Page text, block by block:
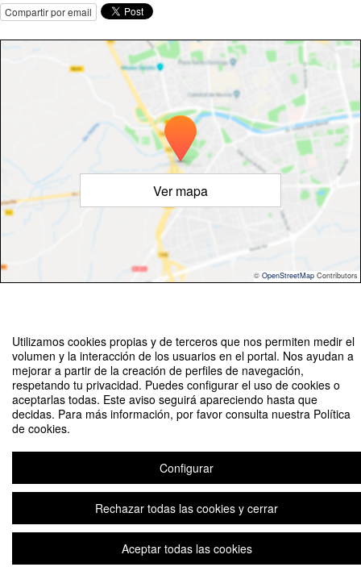
Utilizamos cookies propias y de terceros que nos permiten medir el
volumen y la interacción de los usuarios en el portal. Nos ayudan a
mejorar a partir de la creación de perfiles de navegación,
respetando tu privacidad. Puedes configurar el uso de cookies o
aceptarlas todas. Este aviso seguirá apareciendo hasta que
decidas. Para más información, por favor consulta nuestra Política
de cookies.
Configurar
Rechazar todas las cookies y cerrar
Aceptar todas las cookies
Compartir por email
Ver mapa
© OpenStreetMap Contributors
V Jornadas de Derecho Tributario: “El Impuesto sobre Sociedades a
examen”.
Organizado por Máster Universitario en Tributación y Asesoría Fiscal de la
Universidad Loyola
Aviso legal|Contacto
Plataforma de organización de eventos Symposium
Copyright © 2026